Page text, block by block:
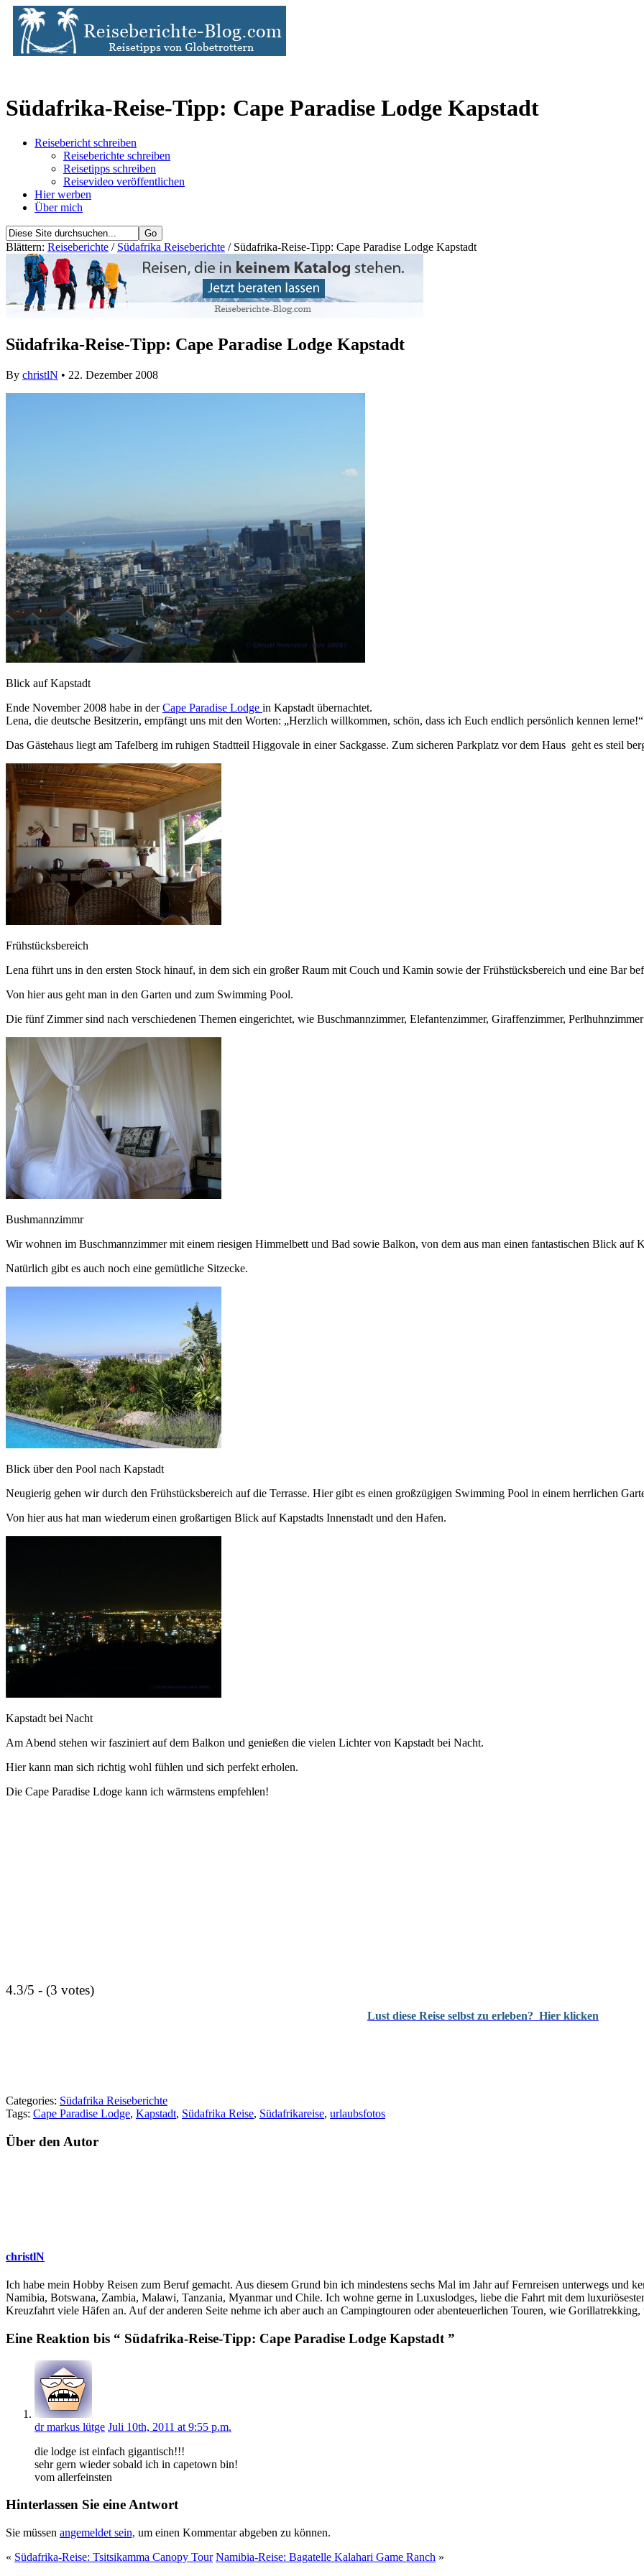
Südafrika-Reise-Tipp: Cape Paradise Lodge Kapstadt
Reisebericht schreiben
Reiseberichte schreiben
Reisetipps schreiben
Reisevideo veröffentlichen
Hier werben
Über mich
Blättern: Reiseberichte / Südafrika Reiseberichte / Südafrika-Reise-Tipp: Cape Paradise Lodge Kapstadt
Südafrika-Reise-Tipp: Cape Paradise Lodge Kapstadt
By christlN • 22. Dezember 2008
Blick auf Kapstadt
Ende November 2008 habe in derCape Paradise Lodge in Kapstadt übernachtet.
Lena, die deutsche Besitzerin, empfängt uns mit den Worten: „Herzlich willkommen, schön, dass ich Euch endlich persönlich kennen lerne!“
Das Gästehaus liegt am Tafelberg im ruhigen Stadtteil Higgovale in einer Sackgasse. Zum sicheren Parkplatz vor dem Haus geht es steil
Frühstücksbereich
Lena führt uns in den ersten Stock hinauf, in dem sich ein großer Raum mit Couch und Kamin sowie der Frühstücksbereich und eine Bar
Von hier aus geht man in den Garten und zum Swimming Pool.
Die fünf Zimmer sind nach verschiedenen Themen eingerichtet, wie Buschmannzimmer, Elefantenzimmer, Giraffenzimmer,
Bushmannzimmr
Wir wohnen im Buschmannzimmer mit einem riesigen Himmelbett und Bad sowie Balkon, von dem aus man einen fantastischen Blick auf
Natürlich gibt es auch noch eine gemütliche Sitzecke.
Blick über den Pool nach Kapstadt
Neugierig gehen wir durch den Frühstücksbereich auf die Terrasse. Hier gibt es einen großzügigen Swimming Pool in einem herrlichen
Von hier aus hat man wiederum einen großartigen Blick auf Kapstadts Innenstadt und den Hafen.
Kapstadt bei Nacht
Am Abend stehen wir fasziniert auf dem Balkon und genießen die vielen Lichter von Kapstadt bei Nacht.
Hier kann man sich richtig wohl fühlen und sich perfekt erholen.
Die Cape Paradise Ldoge kann ich wärmstens empfehlen!
4.3/5 - (3 votes)
Lust diese Reise selbst zu erleben? Hier klicken
Categories: Südafrika Reiseberichte
Tags: Cape Paradise Lodge, Kapstadt, Südafrika Reise, Südafrikareise, urlaubsfotos
Über den Autor
christlN
Ich habe mein Hobby Reisen zum Beruf gemacht. Aus diesem Grund bin ich mindestens sechs Mal im Jahr auf Fernreisen unterwegs und
Namibia, Botswana, Zambia, Malawi, Tanzania, Myanmar und Chile. Ich wohne gerne in Luxuslodges, liebe die Fahrt mit dem
Kreuzfahrt viele Häfen an. Auf der anderen Seite nehme ich aber auch an Campingtouren oder abenteuerlichen Touren, wie Gorillatrekking,
Eine Reaktion bis “ Südafrika-Reise-Tipp: Cape Paradise Lodge Kapstadt ”
dr markus lütge Juli 10th, 2011 at 9:55 p.m.
die lodge ist einfach gigantisch!!!
sehr gern wieder sobald ich in capetown bin!
vom allerfeinsten
Hinterlassen Sie eine Antwort
Sie müssen angemeldet sein, um einen Kommentar abgeben zu können.
« Südafrika-Reise: Tsitsikamma Canopy Tour Namibia-Reise: Bagatelle Kalahari Game Ranch »